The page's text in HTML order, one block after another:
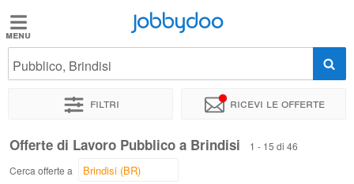
Jobbydoo
Offerte
Stipendi
Jobbydoo
Pubblico, Brindisi
Filtri Ricevi le offerte
Offerte di Lavoro Pubblico a Brindisi
1 - 15 di 46
Cerca offerte a